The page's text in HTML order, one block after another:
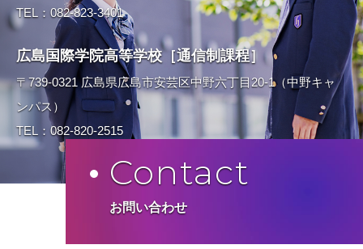
TEL：082-823-3401
広島国際学院高等学校［通信制課程］
〒739-0321 広島県広島市安芸区中野六丁目20-1（中野キャ
ンパス）
TEL：082-820-2515
Contact
お問い合わせ